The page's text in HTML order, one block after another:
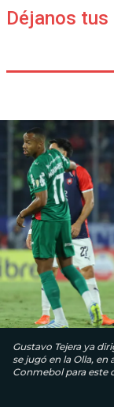
Déjanos
Gustavo Tejera ya
se jugó en la Olla,
Conmebol para este